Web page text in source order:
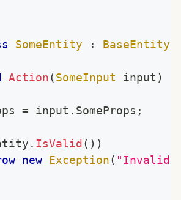
SomeEntity : BaseEntity
Action(SomeInput input )
= input . SomeProps ;
. IsValid ( ) )
new Exception( "Invalid